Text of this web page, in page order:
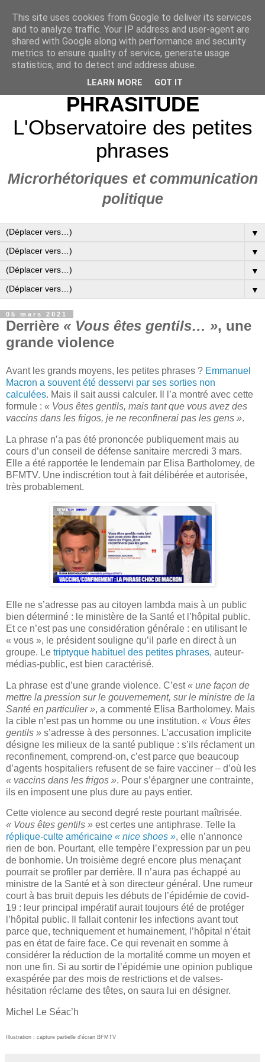
PHRASITUDE
L'Observatoire des petites
phrases
Microrhétoriques et communication
politique
▼
▼
▼
▼
05 mars 2021
Derrière « Vous êtes gentils… », une
grande violence
Avant les grands moyens, les petites phrases ? Emmanuel
Macron a souvent été desservi par ses sorties non
calculées. Mais il sait aussi calculer. Il l’a montré avec cette
formule : « Vous êtes gentils, mais tant que vous avez des
vaccins dans les frigos, je ne reconfinerai pas les gens ».
La phrase n’a pas été prononcée publiquement mais au
cours d’un conseil de défense sanitaire mercredi 3 mars.
Elle a été rapportée le lendemain par Elisa Bartholomey, de
BFMTV. Une indiscrétion tout à fait délibérée et autorisée,
très probablement.
Elle ne s’adresse pas au citoyen lambda mais à un public
bien déterminé : le ministère de la Santé et l’hôpital public.
Et ce n’est pas une considération générale : en utilisant le
« vous », le président souligne qu’il parle en direct à un
groupe. Le triptyque habituel des petites phrases, auteur-
médias-public, est bien caractérisé.
La phrase est d’une grande violence. C’est« une façon de
mettre la pression sur le gouvernement, sur le ministre de la
Santé en particulier », a commenté Elisa Bartholomey. Mais
la cible n’est pas un homme ou une institution. « Vous êtes
gentils » s’adresse à des personnes. L’accusation implicite
désigne les milieux de la santé publique : s’ils réclament un
reconfinement, comprend-on, c’est parce que beaucoup
d’agents hospitaliers refusent de se faire vacciner – d’où les
« vaccins dans les frigos ». Pour s’épargner une contrainte,
ils en imposent une plus dure au pays entier.
Cette violence au second degré reste pourtant maîtrisée.
« Vous êtes gentils » est certes une antiphrase. Telle la
réplique-culte américaine « nice shoes », elle n’annonce
rien de bon. Pourtant, elle tempère l’expression par un peu
de bonhomie. Un troisième degré encore plus menaçant
pourrait se profiler par derrière. Il n’aura pas échappé au
ministre de la Santé et à son directeur général. Une rumeur
court à bas bruit depuis les débuts de l’épidémie de covid-
19 : leur principal impératif aurait toujours été de protéger
l’hôpital public. Il fallait contenir les infections avant tout
parce que, techniquement et humainement, l’hôpital n’était
pas en état de faire face. Ce qui revenait en somme à
considérer la réduction de la mortalité comme un moyen et
non une fin. Si au sortir de l’épidémie une opinion publique
exaspérée par des mois de restrictions et de valses-
hésitation réclame des têtes, on saura lui en désigner.
Michel Le Séac’h
Illustration : capture partielle d'écran BFMTV
This site uses cookies from Google to deliver its services
and to analyze traffic. Your IP address and user-agent are
shared with Google along with performance and security
metrics to ensure quality of service, generate usage
statistics, and to detect and address abuse.
LEARN MORE GOT IT